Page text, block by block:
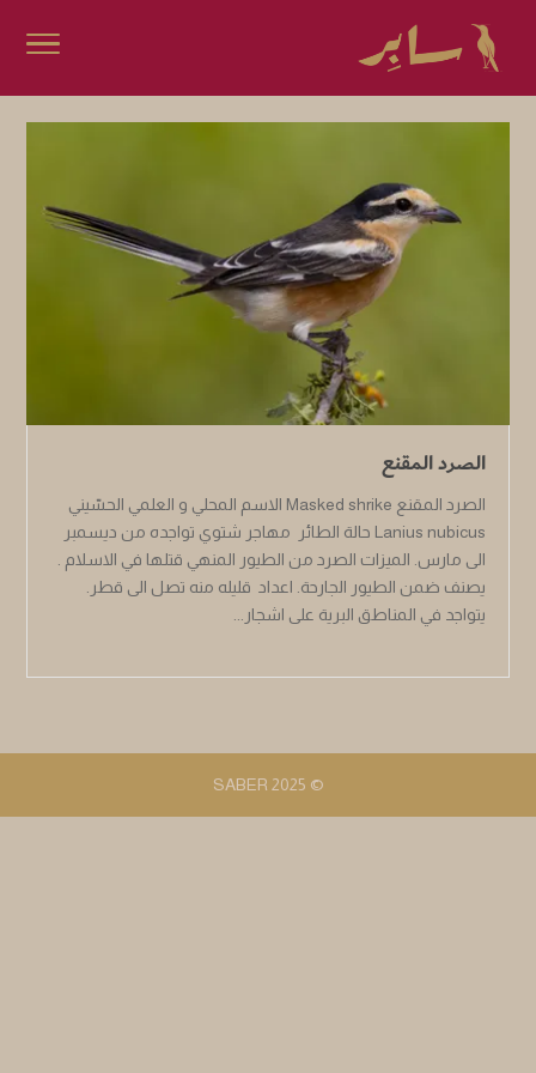
الصرد المقنع
الصرد المقنع Masked shrike الاسم المحلي و العلمي الحسّيني
Lanius nubicus حالة الطائر مهاجر شتوي تواجده من ديسمبر
الى مارس. الميزات الصرد من الطيور المنهي قتلها في الاسلام .
يصنف ضمن الطيور الجارحة. اعداد قليله منه تصل الى قطر.
يتواجد في المناطق البرية على اشجار...
© 2025 SABER